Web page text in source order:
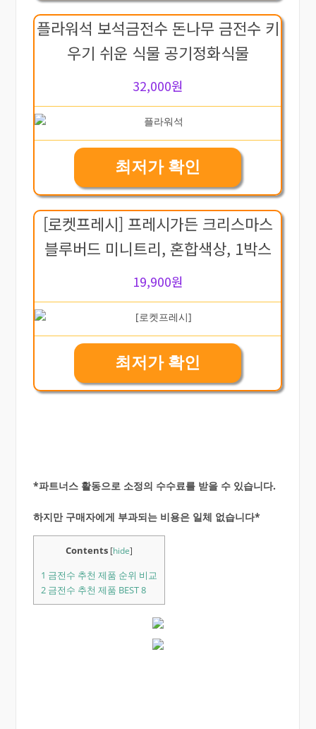
플라워석 보석금전수 돈나무 금전수 키
우기 쉬운 식물 공기정화식물
32,000원
최저가 확인
[로켓프레시] 프레시가든 크리스마스
블루버드 미니트리, 혼합색상, 1박스
19,900원
최저가 확인
*파트너스 활동으로 소정의 수수료를 받을 수 있습니다.
하지만 구매자에게 부과되는 비용은 일체 없습니다*
Contents [hide]
1 금전수 추천 제품 순위 비교
2금전수 추천 제품 BEST 8